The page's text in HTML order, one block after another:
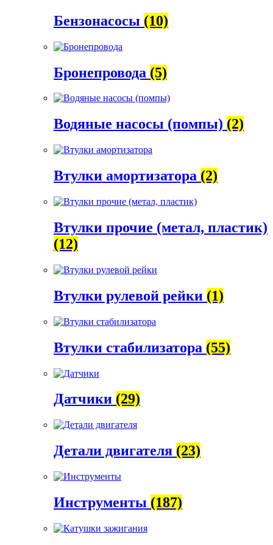
Бензонасосы (10)
Бронепровода (5)
Водяные насосы (помпы) (2)
Втулки амортизатора (2)
Втулки прочие (метал, пластик)
(12)
Втулки рулевой рейки (1)
Втулки стабилизатора (55)
Датчики (29)
Детали двигателя (23)
Инструменты (187)